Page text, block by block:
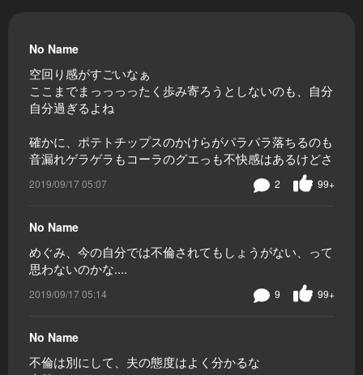
No Name
空回り感がすごいなぁ
ここまでまっっっったく歩み寄ろうとしないのも、自分
自分過ぎるよね
確かに、ポテトチップスのかけらがパラパラ落ちるのも
音漏れゲラゲラもコーラのグエっも不快感はあるけどさ
2019/09/17 05:07 99+
2
No Name
めぐみ、今の自分では不倫されてもしょうがない、って
思わないのかな....
2019/09/17 05:14 99+
9
No Name
不倫は別にして、夫の態度はよく分かるな